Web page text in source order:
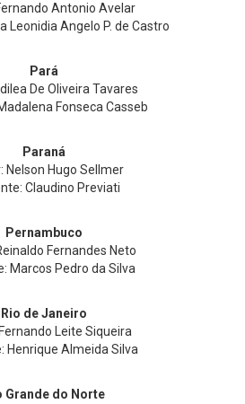
Antonio Avelar
Leonidia Angelo P. de Castro
Pará
De Oliveira Tavares
Fonseca Casseb
Paraná
Nelson Hugo Sellmer
Claudino Previati
Pernambuco
Fernandes Neto
Marcos Pedro da Silva
Rio de Janeiro
Leite Siqueira
Henrique Almeida Silva
Grande do Norte